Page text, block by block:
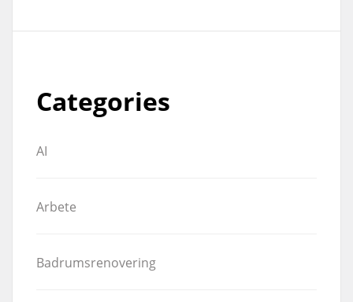
Categories
AI
Arbete
Badrumsrenovering